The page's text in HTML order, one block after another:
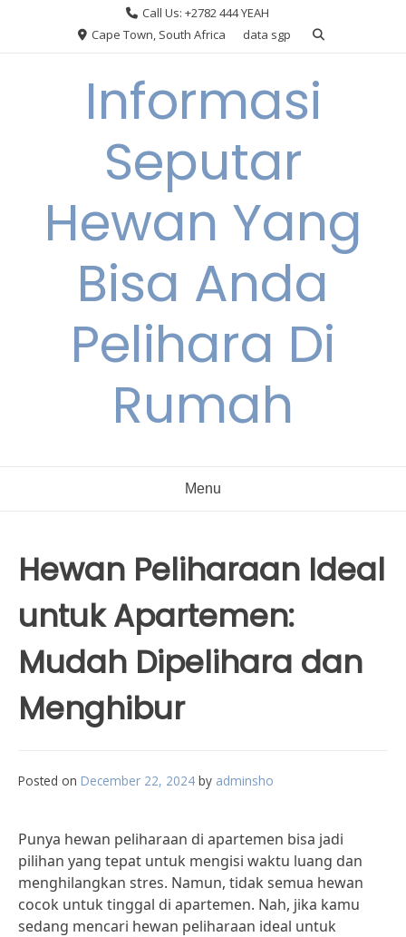
Call Us: +2782 444 YEAH
Cape Town, South Africa
data sgp
Informasi
Seputar
Hewan Yang
Bisa Anda
Pelihara Di
Rumah
Menu
Hewan Peliharaan Ideal
untuk Apartemen:
Mudah Dipelihara dan
Menghibur
Posted on December 22, 2024 by adminsho
Punya hewan peliharaan di apartemen bisa jadi
pilihan yang tepat untuk mengisi waktu luang dan
menghilangkan stres. Namun, tidak semua hewan
cocok untuk tinggal di apartemen. Nah, jika kamu
sedang mencari hewan peliharaan ideal untuk